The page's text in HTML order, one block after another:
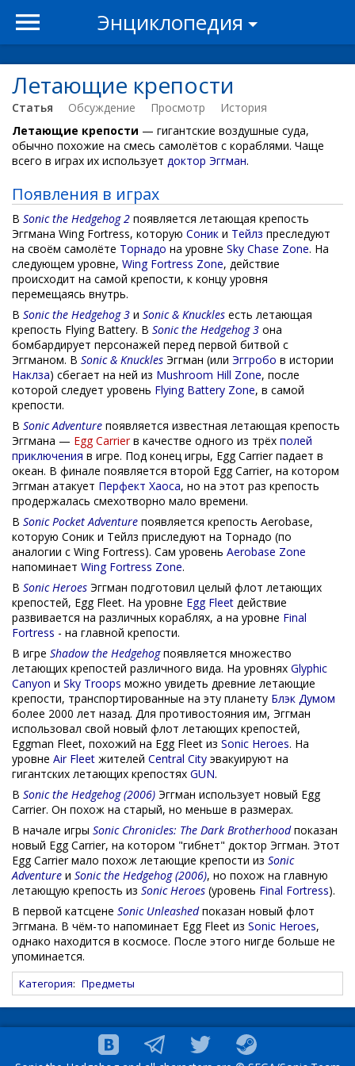
Энциклопедия
Летающие крепости
Статья Обсуждение Просмотр
История
Летающие крепости — гигантские воздушные суда,
обычно похожие на смесь самолётов с кораблями. Чаще
всего в играх их использует доктор Эггман.
Появления в играх
В Sonic the Hedgehog 2 появляется летающая крепость
Эггмана Wing Fortress, которую Соник и Тейлз преследуют
на своём самолёте Торнадо на уровне Sky Chase Zone. На
следующем уровне, Wing Fortress Zone, действие
происходит на самой крепости, к концу уровня
перемещаясь внутрь.
В Sonic the Hedgehog 3 и Sonic & Knuckles есть летающая
крепость Flying Battery. В Sonic the Hedgehog 3 она
бомбардирует персонажей перед первой битвой с
Эггманом. В Sonic & Knuckles Эггман (или Эггробо в истории
Наклза) сбегает на ней из Mushroom Hill Zone, после
которой следует уровень Flying Battery Zone, в самой
крепости.
В Sonic Adventure появляется известная летающая крепость
Эггмана — Egg Carrierв качестве одного из трёх полей
приключения в игре. Под конец игры, Egg Carrier падает в
океан. В финале появляется второй Egg Carrier, на котором
Эггман атакует Перфект Хаоса, но на этот раз крепость
продержалась смехотворно мало времени.
В Sonic Pocket Adventure появляется крепость Aerobase,
которую Соник и Тейлз приследуют на Торнадо (по
аналогии с Wing Fortress). Сам уровень Aerobase Zone
напоминает Wing Fortress Zone.
В Sonic Heroes Эггман подготовил целый флот летающих
крепостей, Egg Fleet. На уровне Egg Fleet действие
развивается на различных кораблях, а на уровне Final
Fortress - на главной крепости.
В игре Shadow the Hedgehogпоявляется множество
летающих крепостей различного вида. На уровнях Glyphic
Canyon и Sky Troops можно увидеть древние летающие
крепости, транспортированные на эту планету Блэк Думом
более 2000 лет назад. Для противостояния им, Эггман
использовал свой новый флот летающих крепостей,
Eggman Fleet, похожий на Egg Fleet из Sonic Heroes. На
уровне Air Fleet жителей Central City эвакуируют на
гигантских летающих крепостях GUN.
В Sonic the Hedgehog (2006) Эггман использует новый Egg
Carrier. Он похож на старый, но меньше в размерах.
В начале игры Sonic Chronicles: The Dark Brotherhoodпоказан
новый Egg Carrier, на котором "гибнет" доктор Эггман. Этот
Egg Carrier мало похож летающие крепости из Sonic
Adventure и Sonic the Hedgehog (2006), но похож на главную
летающую крепость из Sonic Heroes (уровень Final Fortress).
В первой катсцене Sonic Unleashedпоказан новый флот
Эггмана. В чём-то напоминает Egg Fleet из Sonic Heroes,
однако находится в космосе. После этого нигде больше не
упоминается.
Категория: Предметы